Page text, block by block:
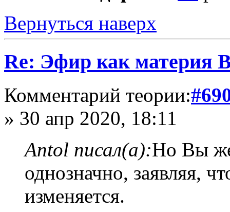
Вернуться наверх
Re: Эфир как материя
Комментарий теории:
» 30 апр 2020, 18:11
Antol писал(а):Но Вы же
однозначно, заявляя,
изменяется.